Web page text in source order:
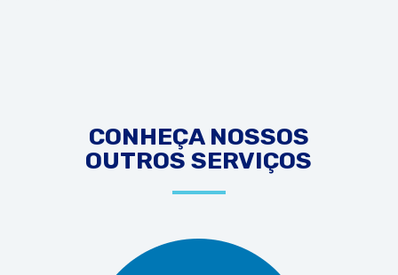
CONHEÇA NOSSOS
OUTROS SERVIÇOS